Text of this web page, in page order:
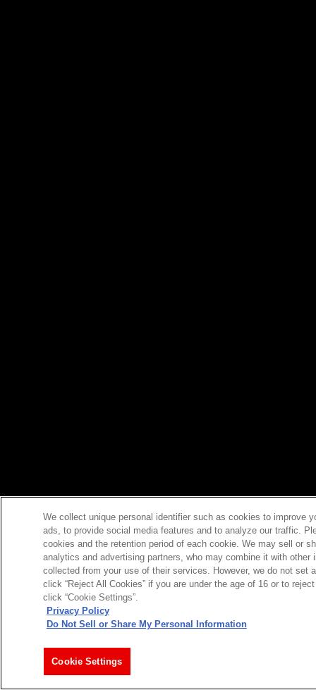
We collect unique personal identifier such as cookies to improve
ads, to provide social media features and to analyze our traffic.
cookies and the retention period of each cookie. We may sell or
analytics and advertising partners, who may combine it with
collected from your use of their services. However, we do not set
click “Reject All Cookies” if you are under the age of 16 or to
click “Cookie Settings”.
Privacy Policy
Do Not Sell or Share My Personal Information
Cookie Settings